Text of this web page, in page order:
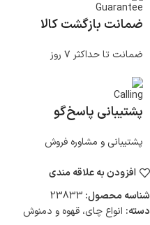
ضمانت بازگشت کالا
ضمانت تا حداکثر ۷ روز
پشتیبانی پاسخ‌گو
پشتیبانی و مشاوره فروش
افزودن به علاقه مندی
شناسه محصول: 23833
دسته: انواع چای، قهوه و دمنوش